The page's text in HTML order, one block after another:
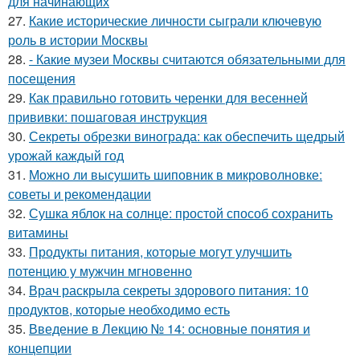
27. Какие исторические личности сыграли ключевую
роль в истории Москвы
28. - Какие музеи Москвы считаются обязательными для
посещения
29. Как правильно готовить черенки для весенней
прививки: пошаговая инструкция
30. Секреты обрезки винограда: как обеспечить щедрый
урожай каждый год
31. Можно ли высушить шиповник в микроволновке:
советы и рекомендации
32. Сушка яблок на солнце: простой способ сохранить
витамины
33. Продукты питания, которые могут улучшить
потенцию у мужчин мгновенно
34. Врач раскрыла секреты здорового питания: 10
продуктов, которые необходимо есть
35. Введение в Лекцию № 14: основные понятия и
концепции